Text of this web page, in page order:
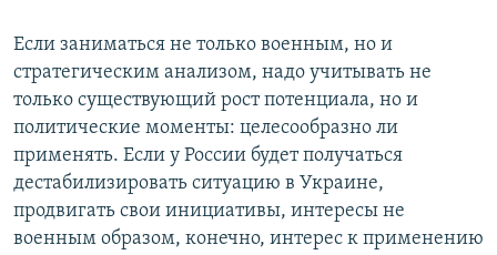
Если заниматься не только военным, но и
стратегическим анализом, надо учитывать не
только существующий рост потенциала, но и
политические моменты: целесообразно ли
применять. Если у России будет получаться
дестабилизировать ситуацию в Украине,
продвигать свои инициативы, интересы не
военным образом, конечно, интерес к применению